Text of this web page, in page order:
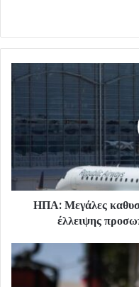
ΗΠΑ: Μεγάλες
έλλειψης